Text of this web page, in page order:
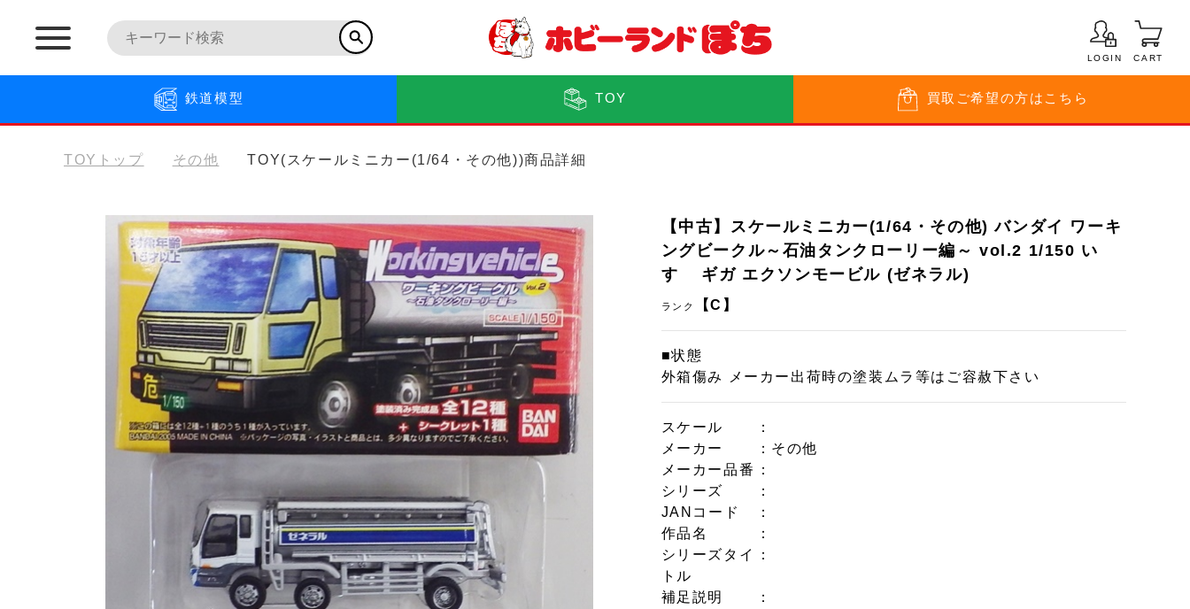
LOGIN CART
鉄道模型 TOY 買取 ご希望の方はこちら
TOYトップ その他 TOY(スケールミニカー(1/64・その他))商品詳細
【中古】スケールミニカー(1/64・その他) バンダイ ワーキ
ングビークル～石油タンクローリー編～ vol.2 1/150 い
すゞ ギガ エクソンモービル (ゼネラル)
ランク 【C】
■状態
外箱傷み メーカー出荷時の塗装ムラ等はご容赦下さい
スケール
：
メーカー
：その他
メーカー品番
：
シリーズ
：
JANコード
：
作品名
：
シリーズタイ
トル
：
補足説明
：